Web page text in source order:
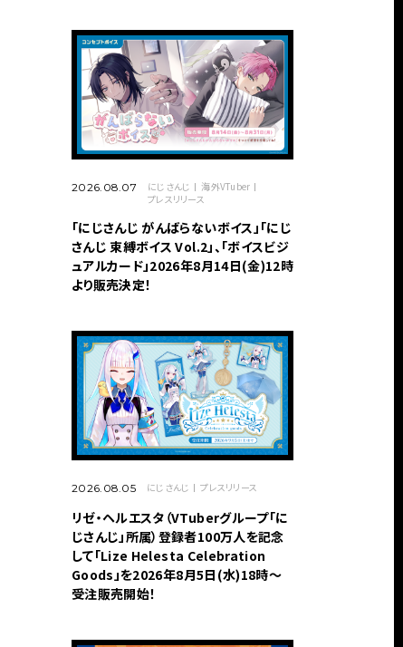
2026.08.07 にじさんじ
海外VTuber
プレスリリース
「にじさんじ がんばらないボイス」「にじ
さんじ 束縛ボイス Vol.2」、「ボイスビジ
ュアルカード」2026年8月14日(金)12時
より販売決定！
2026.08.05 にじさんじ プレスリリース
リゼ・ヘルエスタ（VTuberグループ「に
じさんじ」所属）登録者100万人を記念
して「Lize Helesta Celebration
Goods」を2026年8月5日(水)18時～
受注販売開始！